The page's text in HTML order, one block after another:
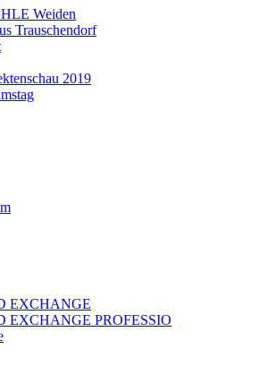
Weiden
Trauschendorf
2019
EXCHANGE
EXCHANGE PROFESSIO